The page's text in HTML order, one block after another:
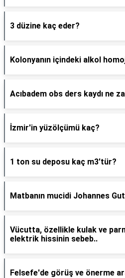
3 düzine kaç eder?
Kolonyanın içindeki alkol
Acıbadem obs ders kaydı ne
İzmir'in yüzölçümü kaç?
1 ton su deposu kaç m3'tür?
Matbanın mucidi Johannes
Vücutta, özellikle kulak ve
elektrik hissinin sebeb..
Felsefe'de görüş ve önerme